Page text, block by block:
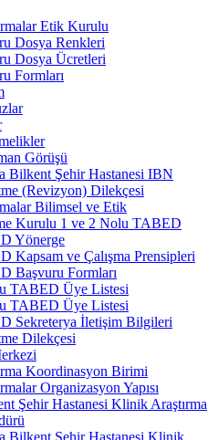
Etik Kurulu
Dosya Renkleri
Dosya Ücretleri
Formları
Görüşü
Bilkent Şehir Hastanesi IBN
(Revizyon) Dilekçesi
Bilimsel ve Etik
Kurulu 1 ve 2 Nolu TABED
Yönerge
Kapsam ve Çalışma Prensipleri
Başvuru Formları
TABED Üye Listesi
TABED Üye Listesi
Sekreterya İletişim Bilgileri
Dilekçesi
Koordinasyon Birimi
Organizasyon Yapısı
Şehir Hastanesi Klinik Araştırma
Bilkent Şehir Hastanesi Klinik